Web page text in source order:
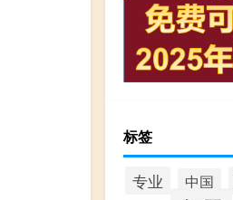
标签
专业 中国